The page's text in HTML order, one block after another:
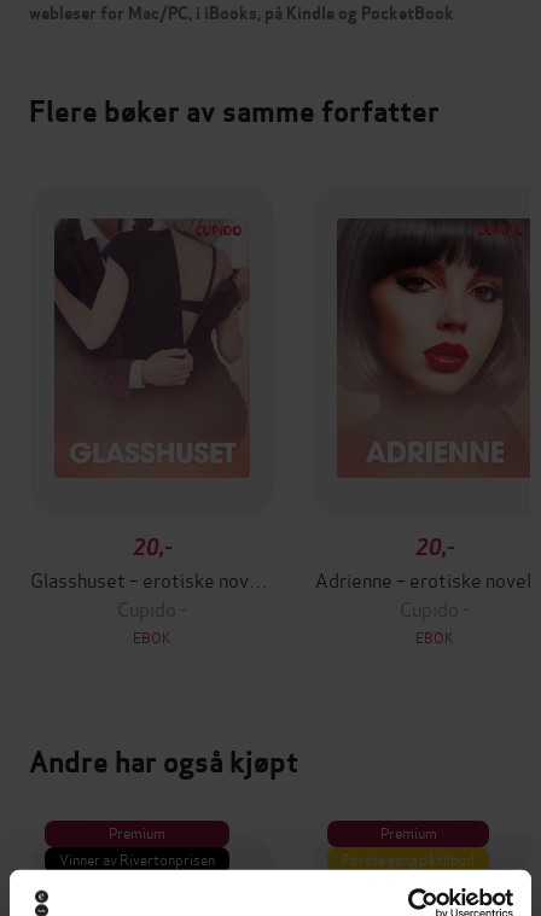
webleser for Mac/PC, i iBooks, på Kindle og PocketBook
Flere bøker av samme forfatter
20,-
Cupido -
EBOK
20,-
Adrienne – erotiske
Cupido -
EBOK
Andre har også kjøpt
Premium
Vinner av Rivertonprisen
Premium
Første gang på tilbud